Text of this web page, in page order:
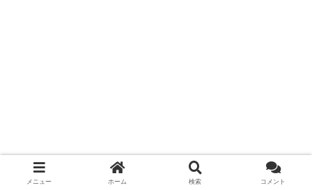
メニュー ホーム 検索 コメント